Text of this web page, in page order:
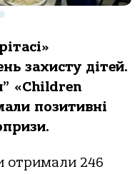
захисту дітей.
«Children
позитивні
отримали 246